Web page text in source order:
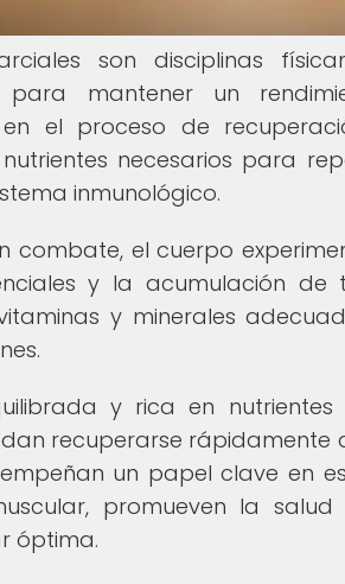
son disciplinas
para mantener un
en el proceso de
necesarios para
inmunológico.
combate, el cuerpo
y la acumulación
y minerales
y rica en
recuperarse rápidamente
un papel clave en
promueven la
óptima.